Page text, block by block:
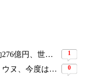
死んでも、また戦場へ…製作費約276億円、世界興収584億円のSF大作『オール・ユー・ニード・イズ・キル』がついに配信 1
税金14億円を全額納付したチャ・ウヌ、今度は軍服姿で登場…鍛え上げた上半身に驚きの声 0